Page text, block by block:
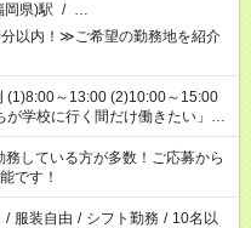
岡県)駅 / …
以内！≫ご希望の勤務地を紹介
たい」 「午前中は働いて、午後
」 など、ご希望を教えてくださ
間。 合計で週40時間を超える
務している方が多数！ご応募から
です！
/ 服装自由 / シフト勤務 / 10名以